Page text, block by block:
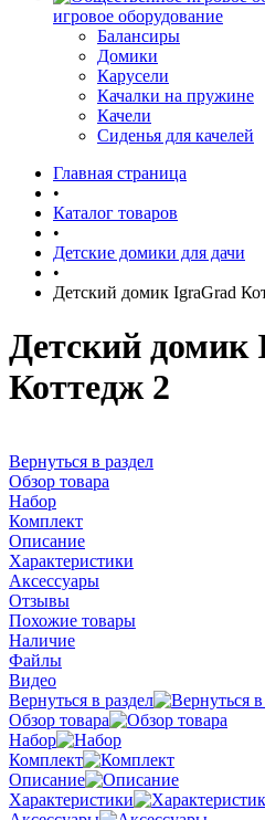
игровое оборудование
Балансиры
Домики
Карусели
Качалки на пружине
Качели
Сиденья для качелей
Главная страница
•
Каталог товаров
•
Детские домики для дачи
•
Детский домик IgraGrad
Детский домик
Коттедж 2
Вернуться в раздел
Обзор товара
Набор
Комплект
Описание
Характеристики
Аксессуары
Отзывы
Похожие товары
Наличие
Файлы
Видео
Вернуться в раздел
Обзор товара
Набор
Комплект
Описание
Характеристики